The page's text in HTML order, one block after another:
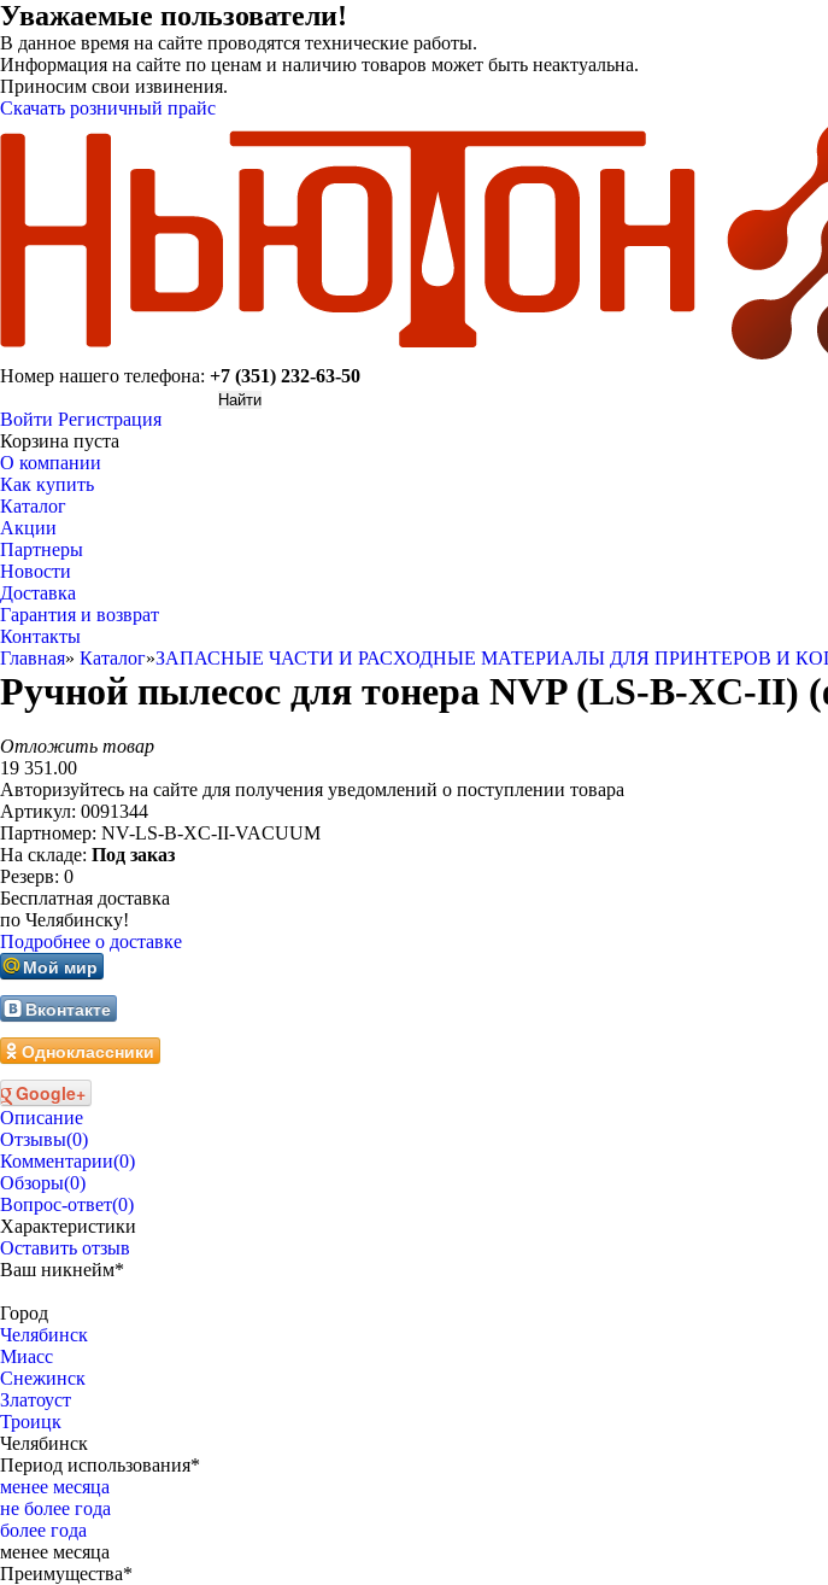
Уважаемые пользователи!
В данное время на сайте проводятся технические работы.
Информация на сайте по ценам и наличию товаров может быть неактуальна.
Приносим свои извинения.
Скачать розничный прайс
Номер нашего телефона: +7 (351) 232-63-50
Войти Регистрация
Корзина пуста
О компании
Как купить
Каталог
Акции
Партнеры
Новости
Доставка
Гарантия и возврат
Контакты
Главная» Каталог»ЗАПАСНЫЕ ЧАСТИ И РАСХОДНЫЕ МАТЕРИАЛЫ ДЛЯ ПРИНТЕРОВ И
Ручной пылесос для тонера NVP (LS-B-XC-II)
Отложить товар
19 351.00
Авторизуйтесь на сайте для получения уведомлений о поступлении товара
Артикул: 0091344
Партномер: NV-LS-B-XC-II-VACUUM
На складе: Под заказ
Резерв: 0
Бесплатная доставка
по Челябинску!
Подробнее о доставке
Мой мир
Вконтакте
Одноклассники
Google+
Описание
Отзывы(0)
Комментарии(0)
Обзоры(0)
Вопрос-ответ(0)
Характеристики
Оставить отзыв
Ваш никнейм*
Город
Челябинск
Миасс
Снежинск
Златоуст
Троицк
Челябинск
Период использования*
менее месяца
не более года
более года
менее месяца
Преимущества*